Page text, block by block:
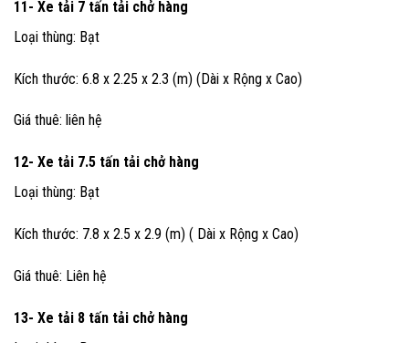
11- Xe tải 7 tấn tải chở hàng
Loại thùng: Bạt
Kích thước: 6.8 x 2.25 x 2.3 (m) (Dài x Rộng x Cao)
Giá thuê: liên hệ
12- Xe tải 7.5 tấn tải chở hàng
Loại thùng: Bạt
Kích thước: 7.8 x 2.5 x 2.9 (m) ( Dài x Rộng x Cao)
Giá thuê: Liên hệ
13- Xe tải 8 tấn tải chở hàng